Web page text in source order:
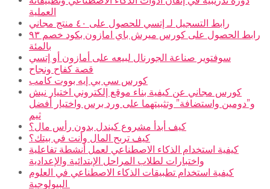
العملية
رابط التسجيل لـ إتسي للحصول على ٤٠ منتج مجاني
رابط الحصول على كورس ميرش باي امازون بكود خصم ٩٣
بالمئة
سوفتوير صناعة الجورنال لبيعه على أمازون أو إتسي
قصة كفاح ونجاح
كورس سي بي إيه بووت كامب
كورس مجاني عن كيفية بناء موقع إلكتروني اختيار نيش
و”دومين واستضافة” وتثبيتهما على ورد برس واختيار أفضل
ثيم
كيف أبدأ مشروع كيندل بدون رأس مال؟
كيف تربح المال وأنت في بيتك؟
كيفية استخدام الذكاء الاصطناعي لعمل أنشطة تفاعلية
واختبارات لطلاب المراحل الإبتدائية والإعدادية
كيفية استخدام تطبيقات الذكاء الاصطناعي في العلوم